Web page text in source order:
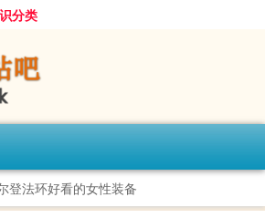
分类
登法环好看的女性装备